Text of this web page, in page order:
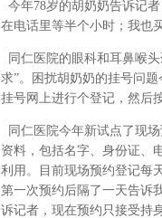
今年78岁的胡奶奶告诉记
在电话里等半个小时；我也
同仁医院的眼科和耳鼻喉
求”。困扰胡奶奶的挂号问
挂号网上进行个登记，然后
同仁医院今年新试点了现
资料，包括名字、身份证、
利用。目前现场预约登记每
第一次预约后隔了一天告诉
诉记者，现在预约只接受持